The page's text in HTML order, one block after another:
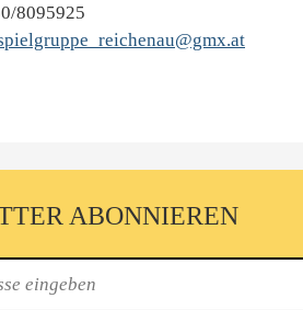
8095925
ABONNIEREN